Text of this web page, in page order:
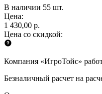
В наличии 55 шт.
Цена:
1 430,00 р.
Цена со скидкой:
Компания «ИгроТойс»
Безналичный расчет на